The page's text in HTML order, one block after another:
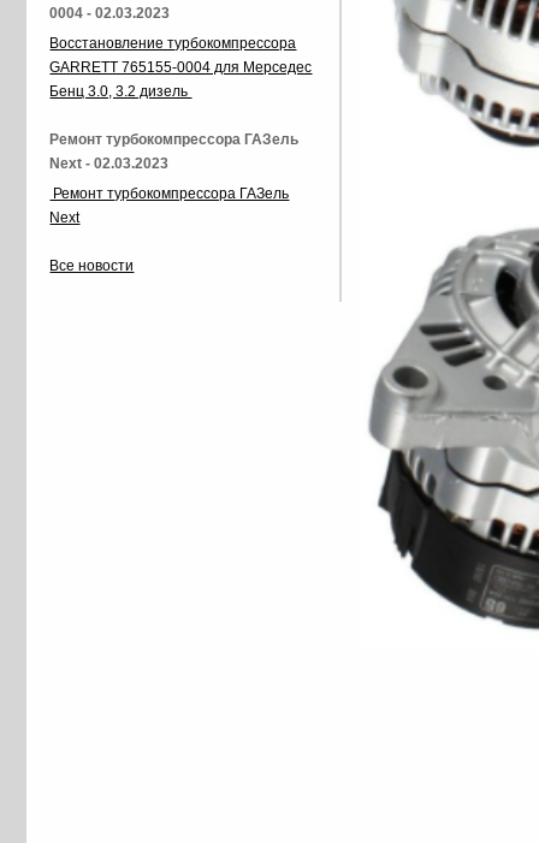
0004 - 02.03.2023
Восстановление турбокомпрессора
GARRETT 765155-0004 для Мерседес
Бенц 3.0, 3.2 дизель
Ремонт турбокомпрессора ГАЗель
Next - 02.03.2023
Ремонт турбокомпрессора ГАЗель
Next
Все новости